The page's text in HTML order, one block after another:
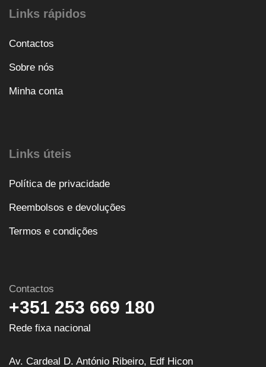
Links rápidos
Contactos
Sobre nós
Minha conta
Links úteis
Política de privacidade
Reembolsos e devoluções
Termos e condições
Contactos
+351 253 669 180
Rede fixa nacional
Av. Cardeal D. António Ribeiro, Edf Hicon